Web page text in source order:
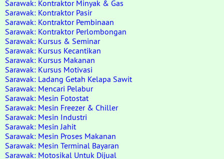
Sarawak: Kontraktor Minyak & Gas
Sarawak: Kontraktor Pasir
Sarawak: Kontraktor Pembinaan
Sarawak: Kontraktor Perlombongan
Sarawak: Kursus & Seminar
Sarawak: Kursus Kecantikan
Sarawak: Kursus Makanan
Sarawak: Kursus Motivasi
Sarawak: Ladang Getah Kelapa Sawit
Sarawak: Mencari Pelabur
Sarawak: Mesin Fotostat
Sarawak: Mesin Freezer & Chiller
Sarawak: Mesin Industri
Sarawak: Mesin Jahit
Sarawak: Mesin Proses Makanan
Sarawak: Mesin Terminal Bayaran
Sarawak: Motosikal Untuk Dijual